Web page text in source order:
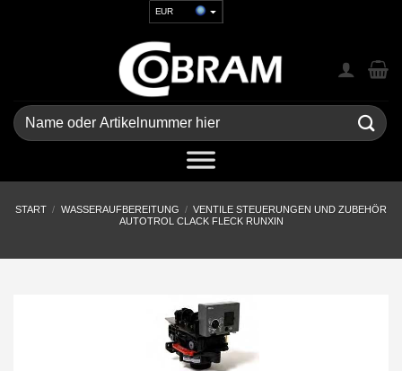
EUR
GBP
CHF
UAH
Suchen
nach:
START / WASSERAUFBEREITUNG / VENTILE STEUERUNGEN UND ZUBEHÖR
AUTOTROL CLACK FLECK RUNXIN